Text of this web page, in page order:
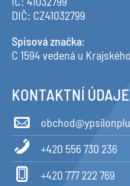
DIČ: CZ41032799
Spisová značka:
C 1594 vedená u
KONTAKTNÍ ÚDAJE
+420 556 730 236
+420 777 222 769